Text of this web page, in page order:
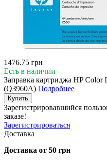
1476.75 грн
Есть в наличии
Заправка картриджа HP Color
(Q3960A) Подробнее
Купить
Зарегистрировавшийся
заказе!
Зарегистрироваться
Доставка
Доставка от 50 грн